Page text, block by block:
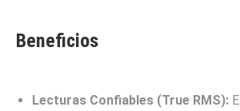
Beneficios
Lecturas Confiables (True RMS):